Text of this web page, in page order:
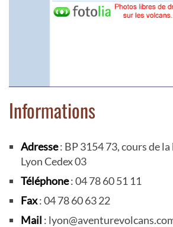
Informations
Adresse: BP 3154 73, cours de
Lyon Cedex 03
Téléphone: 04 78 60 51 11
Fax: 04 78 60 63 22
Mail :